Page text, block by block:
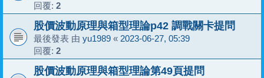
回覆: 2
股價波動原理與箱型理論p42 調戰關卡提問
最後發表 由 yu1989 « 2023-06-27, 05:39
回覆: 2
股價波動原理與箱型理論第49頁提問